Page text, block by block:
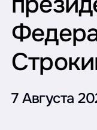
7 Августа